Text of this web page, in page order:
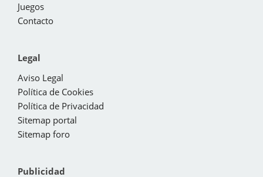
Juegos
Contacto
Legal
Aviso Legal
Política de Cookies
Política de Privacidad
Sitemap portal
Sitemap foro
Publicidad